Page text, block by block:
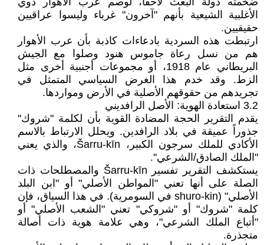
الأغلبية الشيعية بأنهم "آخرون" غرباء وليسوا عراقيين
حقيقيين.
ارتبطت هذه السردية بادعاءات كاذبة بأن عرب الأهوار
هم من نسل رعاة جاموس هنود وصلوا مع الجيش
البريطاني عام 1918، أو مجموعات أجنبية أخرى مثل
الزط. وقد خدم هذا الغرض السياسي المتمثل في
تجريدهم من حقوقهم الأصلية في الأرض ومواردها.
3.2 استعادة الهوية: الأصل الرافديني
يقدم التقرير الحجة المضادة القوية بأن لكلمة "شروك"
جذوراً عميقة في بلاد الرافدين. ويحلل الارتباط بالاسم
الأكادي للملك سرجون الكبير، Šarru-kīn، والذي يعني
"الملك الصادق/الشرعي".
يستكشف التقرير تفسير Šarru-kīn والمصطلحات ذات
الصلة على أنها تعني "المواطن الأصلي" أو "ابن البلد
الأصلي" (shuro-kin في السومرية). في هذا السياق، فإن
كلمة "شروك" أو "شروكي" تعني "الشعب الأصلي" أو
"أتباع الملك الشرعي"، وهي علامة هوية ذات أصالة
متجذرة.